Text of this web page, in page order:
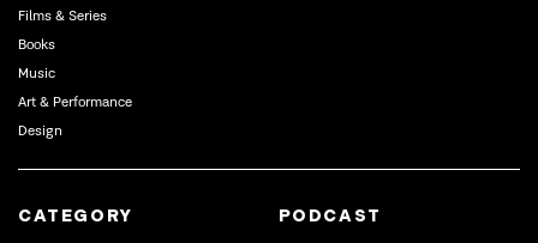
Films & Series
Books
Music
Art & Performance
Design
CATEGORY
PODCAST